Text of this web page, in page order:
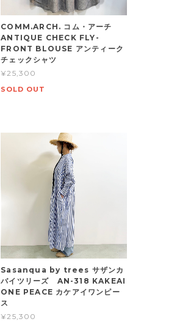
COMM.ARCH. コム・アーチ
ANTIQUE CHECK FLY-
FRONT BLOUSE アンティーク
チェックシャツ
¥25,300
SOLD OUT
Sasanqua by trees サザンカ
バイツリーズ AN-318 KAKEAI
ONE PEACE カケアイワンピー
ス
¥25,300